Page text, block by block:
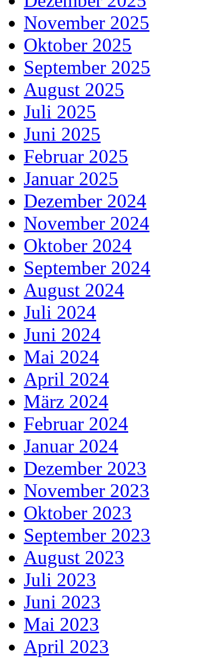
November 2025
Oktober 2025
September 2025
August 2025
Juli 2025
Juni 2025
Februar 2025
Januar 2025
Dezember 2024
November 2024
Oktober 2024
September 2024
August 2024
Juli 2024
Juni 2024
Mai 2024
April 2024
März 2024
Februar 2024
Januar 2024
Dezember 2023
November 2023
Oktober 2023
September 2023
August 2023
Juli 2023
Juni 2023
Mai 2023
April 2023